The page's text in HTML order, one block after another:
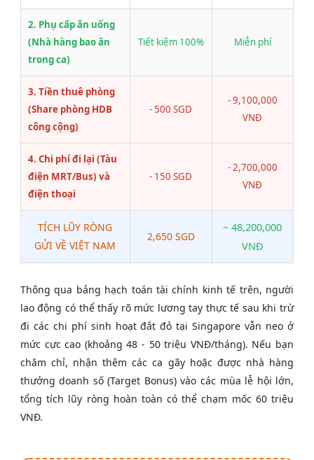
2. Phụ cấp ăn uống
(Nhà hàng bao ăn
trong ca)
Tiết kiệm 100% Miễn phí
3. Tiền thuê phòng
(Share phòng HDB
công cộng)
- 500 SGD
- 9,100,000
VNĐ
4. Chi phí đi lại (Tàu
điện MRT/Bus) và
điện thoại
- 150 SGD
- 2,700,000
VNĐ
TÍCH LŨY RÒNG
GỬI VỀ VIỆT NAM
2,650 SGD
~ 48,200,000
VNĐ
Thông qua bảng hạch toán tài chính kinh tế trên, người
lao động có thể thấy rõ mức lương tay thực tế sau khi trừ
đi các chi phí sinh hoạt đắt đỏ tại Singapore vẫn neo ở
mức cực cao (khoảng 48 - 50 triệu VNĐ/tháng). Nếu bạn
chăm chỉ, nhận thêm các ca gãy hoặc được nhà hàng
thưởng doanh số (Target Bonus) vào các mùa lễ hội lớn,
tổng tích lũy ròng hoàn toàn có thể chạm mốc 60 triệu
VNĐ.